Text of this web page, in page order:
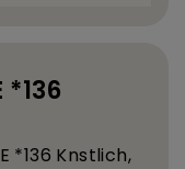
*136
*136 Knstlich,